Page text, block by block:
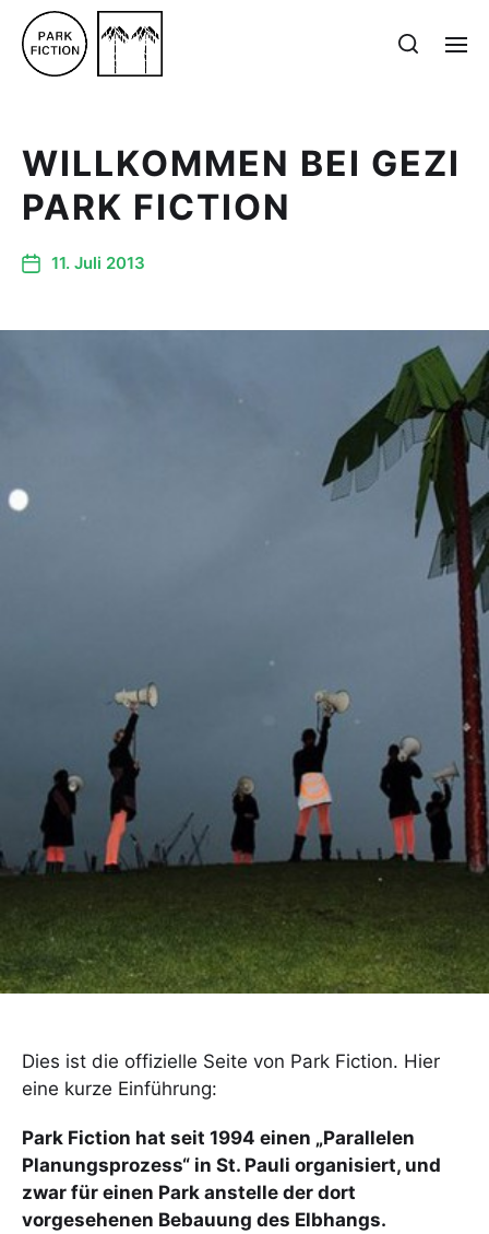
WILLKOMMEN BEI GEZI
PARK FICTION
11. Juli 2013
Dies ist die offizielle Seite von Park Fiction. Hier
eine kurze Einführung:
Park Fiction hat seit 1994 einen „Parallelen
Planungsprozess“ in St. Pauli organisiert, und
zwar für einen Park anstelle der dort
vorgesehenen Bebauung des Elbhangs.